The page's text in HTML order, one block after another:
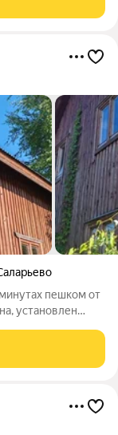
пешком от
установлен
Дом и земельный